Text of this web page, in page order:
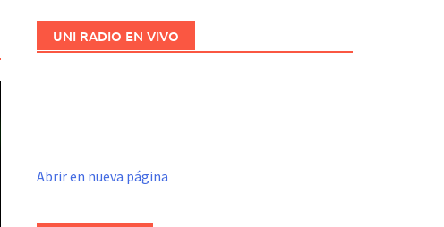
UNI RADIO EN VIVO
Abrir en nueva página